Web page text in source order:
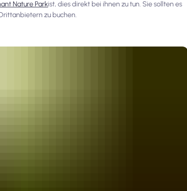
Nature Parkist, dies direkt bei ihnen zu tun. Sie sollten es
zu buchen.